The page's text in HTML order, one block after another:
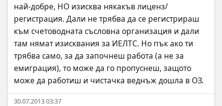
най-добре, НО изисква някакъв лиценз/
регистрация. Дали не трябва да се регистрираш
към счетоводната съсловна организация и дали
там нямат изисквания за ИЕЛТС. Но пък ако ти
трябва само, за да започнеш работа (а не за
емиграция), то може да го пропуснеш, защото
може да работиш и чистачка веднъж дошла в ОЗ.
30.07.2013 03:37